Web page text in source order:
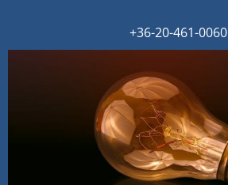
+36-20-461-0060